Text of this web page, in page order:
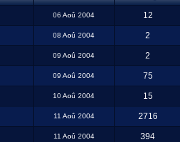
06 Aoû 2004 12
08 Aoû 2004 2
09 Aoû 2004 2
09 Aoû 2004 75
10 Aoû 2004 15
11 Aoû 2004 2716
11 Aoû 2004 394